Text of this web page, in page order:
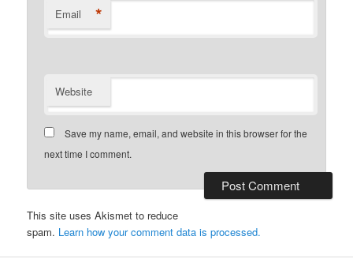
Email *
Website
Save my name, email, and website in this browser for the
next time I comment.
This site uses Akismet to reduce
spam. Learn how your comment data is processed.